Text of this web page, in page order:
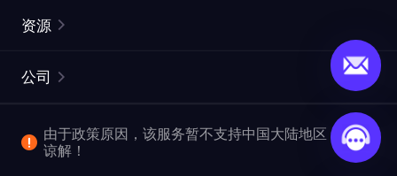
网页抓取 API
视频下载 API
ISP代理
ProxySite
市场研究
爬行和索引
资源
常见问题解答
位置
公司
企业服务
由于政策原因，该服务暂不支持中国大陆地区，敬请
谅解！